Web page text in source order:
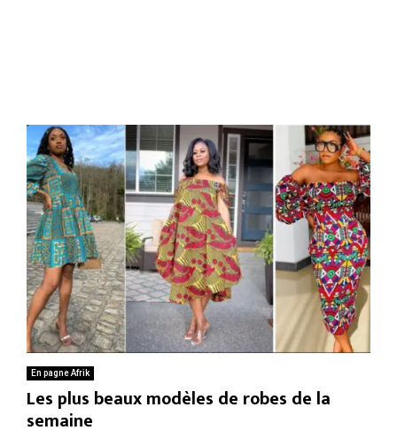
En pagne Afrik
Les plus beaux modèles de robes de la
semaine